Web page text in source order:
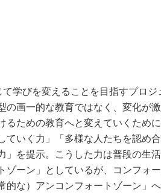
学びを変えることを目指すプロジ
の画一的な教育ではなく、変化が
るための教育へと変えていくため
いく力」「多様な人たちを認め合
」を提示。こうした力は普段の
ゾーン」としているが、コンフォ
的な）アンコンフォートゾーン」